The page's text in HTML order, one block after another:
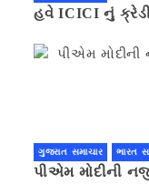
હવે ICICI નું
ગુજરાત સમાચાર ભારત
પીએમ મોદીની